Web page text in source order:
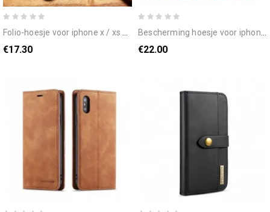
folio-hoesje voor iphone x / xs dg.ming retro
€17.30
bescherming hoesje voor iphone x / xs folio-hoesje tweekleurig leereffect
€22.00